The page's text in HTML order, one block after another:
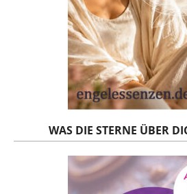
WAS DIE STERNE ÜBER